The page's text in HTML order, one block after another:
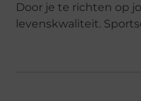
Door je te richten op
levenskwaliteit.